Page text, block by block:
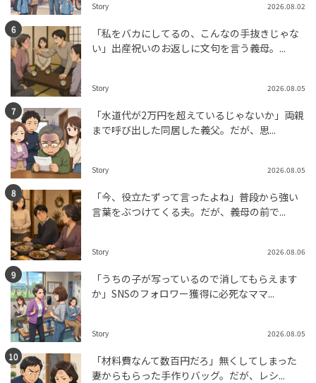
Story 2026.08.02
「私をバカにしてるの、こんなの手抜きじゃな
い」出産祝いのお返しに文句を言う義母。...
Story 2026.08.05
「水道代が2万円を超えているじゃないか」両親
まで呼び出した同居した義父。だが、思...
Story 2026.08.05
「今、役立たずって言ったよね」普段から強い
言葉をぶつけてくる夫。だが、義母の前で...
Story 2026.08.06
「うちの子が写っているので消してもらえます
か」SNSのフォロワー獲得に必死なママ...
Story 2026.08.05
「材料費なんて数百円だろ」無くしてしまった
妻からもらった手作りバッグ。だが、レシ...